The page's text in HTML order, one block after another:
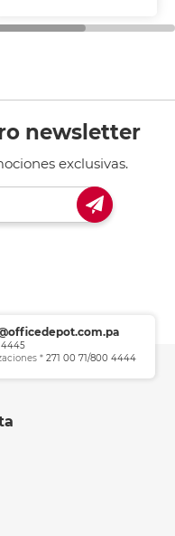
newsletter
exclusivas.
* 271 00 71/800 4444